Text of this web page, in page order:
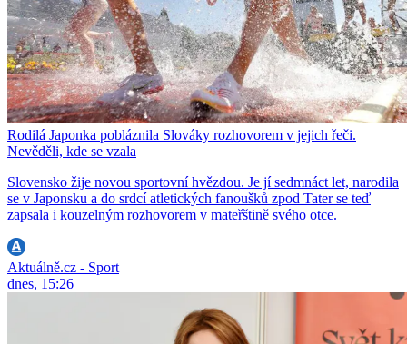
Rodilá Japonka pobláznila Slováky rozhovorem v jejich řeči.
Nevěděli, kde se vzala
Slovensko žije novou sportovní hvězdou. Je jí sedmnáct let, narodila
se v Japonsku a do srdcí atletických fanoušků zpod Tater se teď
zapsala i kouzelným rozhovorem v mateřštině svého otce.
Aktuálně.cz - Sport
dnes, 15:26